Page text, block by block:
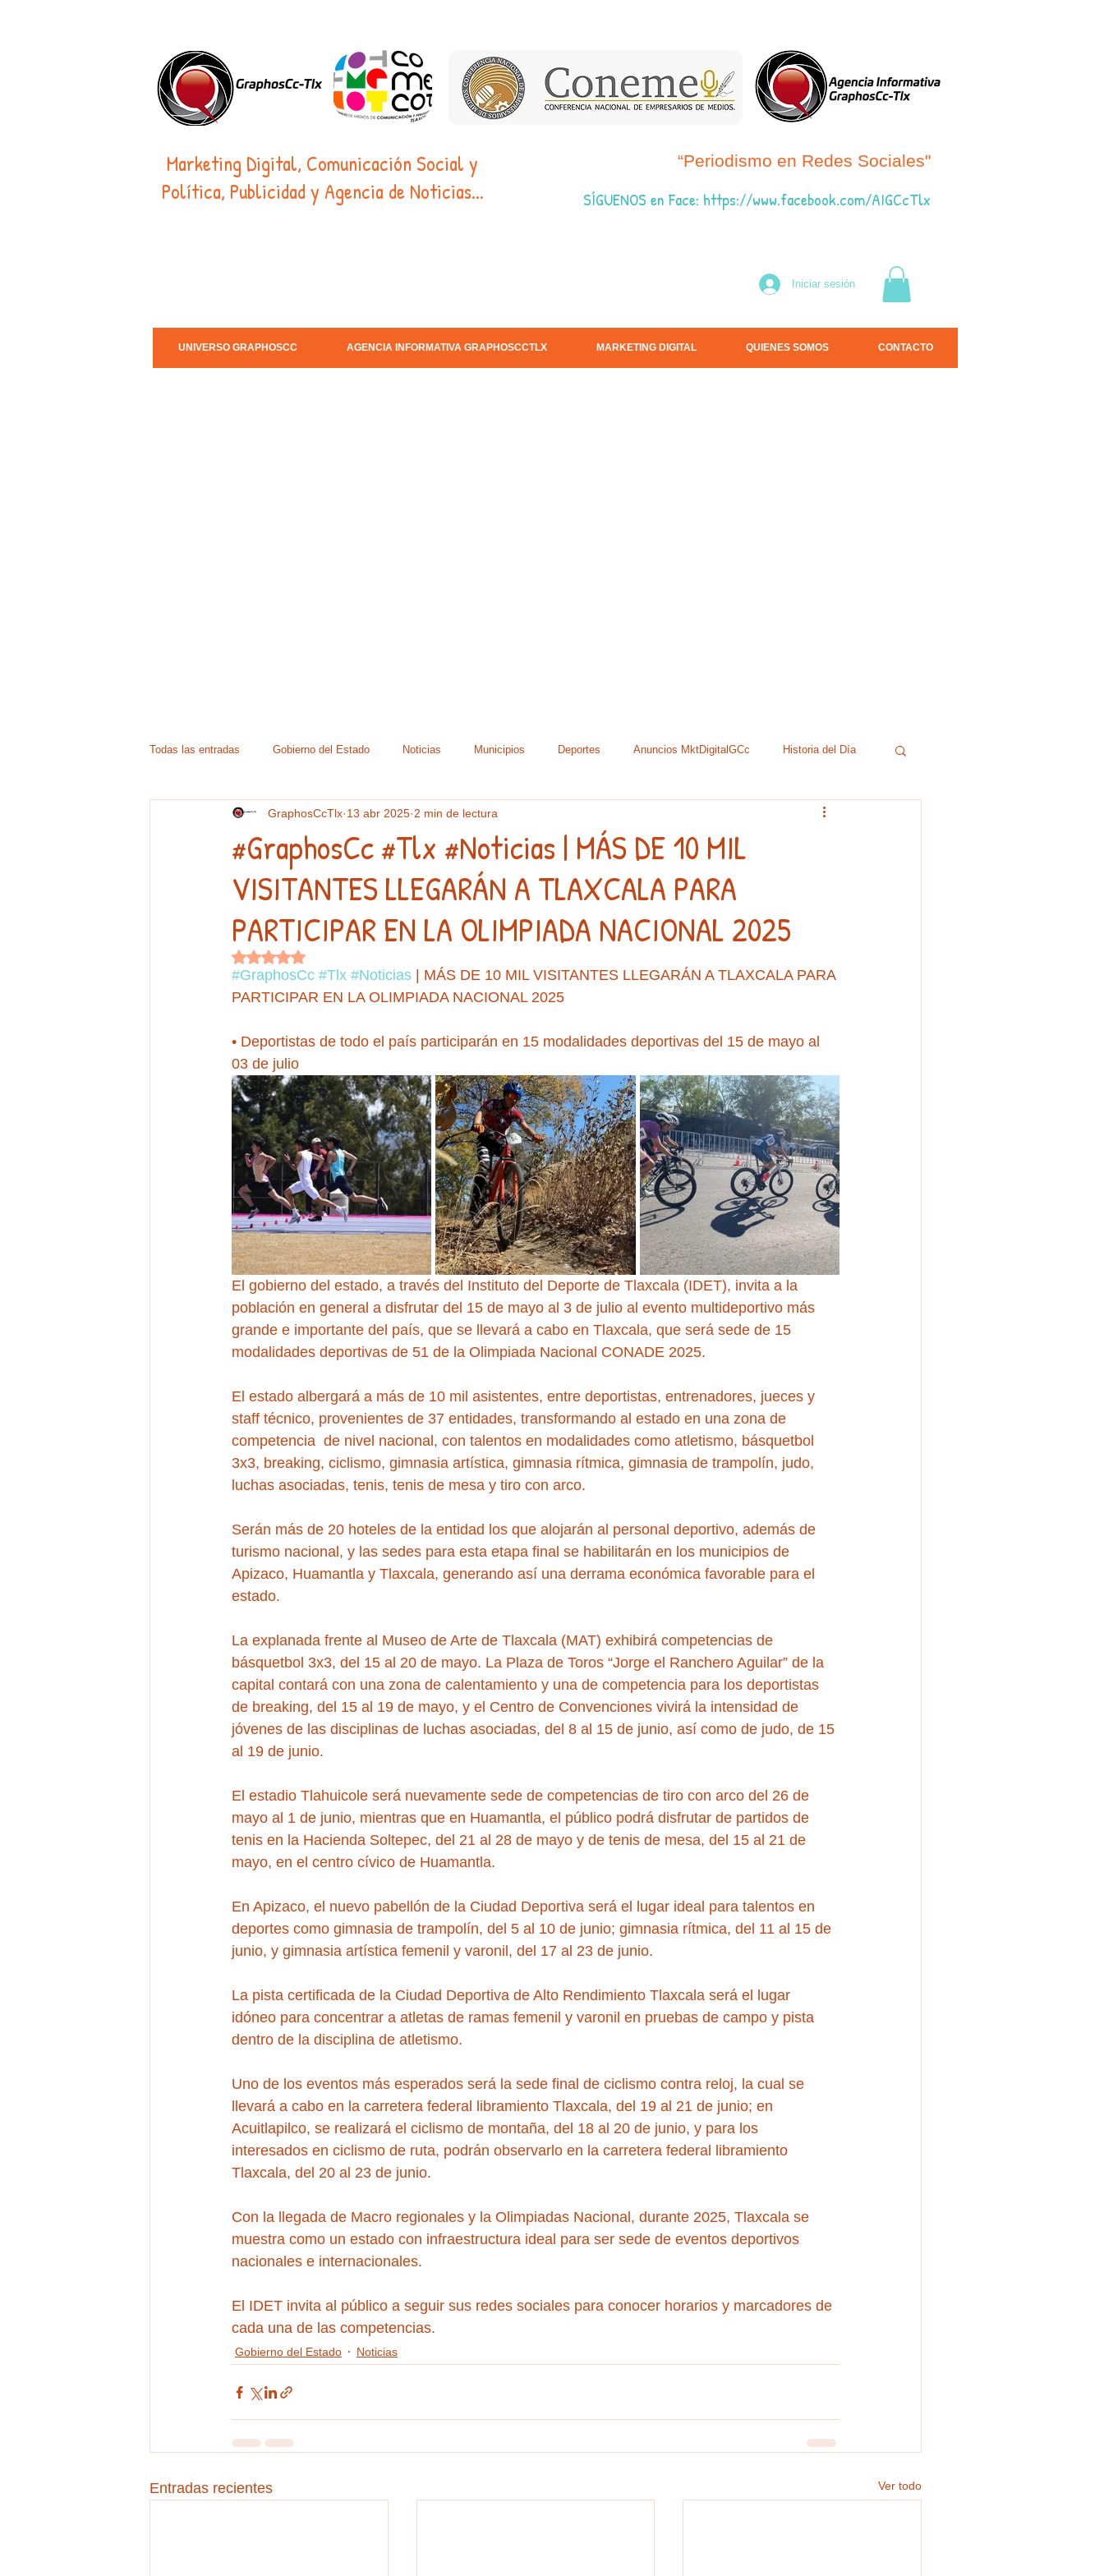
Marketing Digital, Comunicación Social y
Política, Publicidad y Agencia de Noticias...
“Periodismo en Redes Sociales"
SÍGUENOS en Face: https://www.facebook.com/AIGCcTlx
Iniciar sesión
UNIVERSO GRAPHOSCC AGENCIA INFORMATIVA GRAPHOSCCTLX MARKETING DIGITAL QUIENES SOMOS CONTACTO
Todas las entradas Gobierno del Estado Noticias Municipios Deportes Anuncios MktDigitalGCc Historia del Día
Órganos electorales, poder judicial Partidos Políticos - Sindicatos Denuncia Ciudadana
Sociales y Esquelas Toros Mundial Volleyball Tlaxcala 2023 Diputados, Senadores Delegaciones
Opinión Nacional Opinión Tlaxcala Publireportajes GraphosCcTlx
#GraphosCc #Tlx #Noticias | MÁS DE 10 MIL
VISITANTES LLEGARÁN A TLAXCALA PARA
PARTICIPAR EN LA OLIMPIADA NACIONAL 2025
GraphosCcTlx 13 abr 2025 2 min de lectura
Obtuvo NaN de 5 estrellas.
#GraphosCc #Tlx #Noticias | MÁS DE 10 MIL VISITANTES LLEGARÁN A TLAXCALA PARA
PARTICIPAR EN LA OLIMPIADA NACIONAL 2025
• Deportistas de todo el país participarán en 15 modalidades deportivas del 15 de mayo al
03 de julio
El gobierno del estado, a través del Instituto del Deporte de Tlaxcala (IDET), invita a la
población en general a disfrutar del 15 de mayo al 3 de julio al evento multideportivo más
grande e importante del país, que se llevará a cabo en Tlaxcala, que será sede de 15
modalidades deportivas de 51 de la Olimpiada Nacional CONADE 2025.
El estado albergará a más de 10 mil asistentes, entre deportistas, entrenadores, jueces y
staff técnico, provenientes de 37 entidades, transformando al estado en una zona de
competencia  de nivel nacional, con talentos en modalidades como atletismo, básquetbol
3x3, breaking, ciclismo, gimnasia artística, gimnasia rítmica, gimnasia de trampolín, judo,
luchas asociadas, tenis, tenis de mesa y tiro con arco.
Serán más de 20 hoteles de la entidad los que alojarán al personal deportivo, además de
turismo nacional, y las sedes para esta etapa final se habilitarán en los municipios de
Apizaco, Huamantla y Tlaxcala, generando así una derrama económica favorable para el
estado.
La explanada frente al Museo de Arte de Tlaxcala (MAT) exhibirá competencias de
básquetbol 3x3, del 15 al 20 de mayo. La Plaza de Toros “Jorge el Ranchero Aguilar” de la
capital contará con una zona de calentamiento y una de competencia para los deportistas
de breaking, del 15 al 19 de mayo, y el Centro de Convenciones vivirá la intensidad de
jóvenes de las disciplinas de luchas asociadas, del 8 al 15 de junio, así como de judo, de 15
al 19 de junio.
El estadio Tlahuicole será nuevamente sede de competencias de tiro con arco del 26 de
mayo al 1 de junio, mientras que en Huamantla, el público podrá disfrutar de partidos de
tenis en la Hacienda Soltepec, del 21 al 28 de mayo y de tenis de mesa, del 15 al 21 de
mayo, en el centro cívico de Huamantla.
En Apizaco, el nuevo pabellón de la Ciudad Deportiva será el lugar ideal para talentos en
deportes como gimnasia de trampolín, del 5 al 10 de junio; gimnasia rítmica, del 11 al 15 de
junio, y gimnasia artística femenil y varonil, del 17 al 23 de junio.
La pista certificada de la Ciudad Deportiva de Alto Rendimiento Tlaxcala será el lugar
idóneo para concentrar a atletas de ramas femenil y varonil en pruebas de campo y pista
dentro de la disciplina de atletismo.
Uno de los eventos más esperados será la sede final de ciclismo contra reloj, la cual se
llevará a cabo en la carretera federal libramiento Tlaxcala, del 19 al 21 de junio; en
Acuitlapilco, se realizará el ciclismo de montaña, del 18 al 20 de junio, y para los
interesados en ciclismo de ruta, podrán observarlo en la carretera federal libramiento
Tlaxcala, del 20 al 23 de junio.
Con la llegada de Macro regionales y la Olimpiadas Nacional, durante 2025, Tlaxcala se
muestra como un estado con infraestructura ideal para ser sede de eventos deportivos
nacionales e internacionales.
El IDET invita al público a seguir sus redes sociales para conocer horarios y marcadores de
cada una de las competencias.
Gobierno del Estado Noticias
Entradas recientes Ver todo